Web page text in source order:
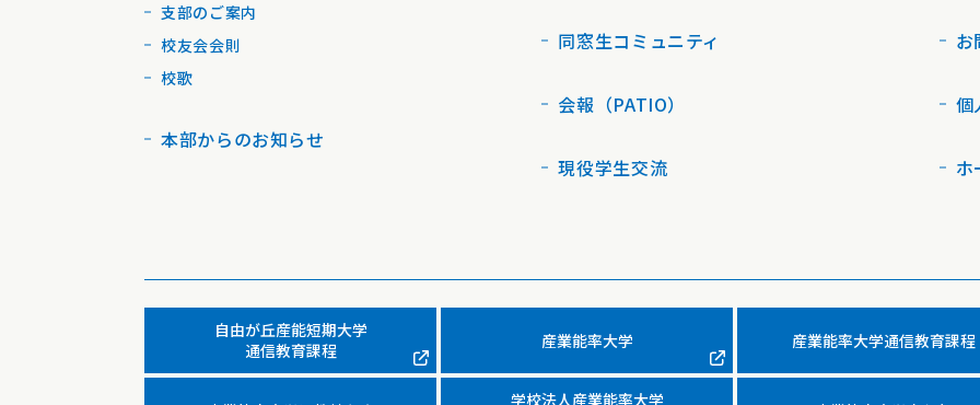
支部のご案内
校友会会則
校歌
本部からのお知らせ
同窓生コミュニティ
会報（PATIO）
現役学生交流
お
個
ホ
自由が丘産能短期大学
通信教育課程
産業能率大学 産業能率大学通信教育課程
学校法人産業能率大学